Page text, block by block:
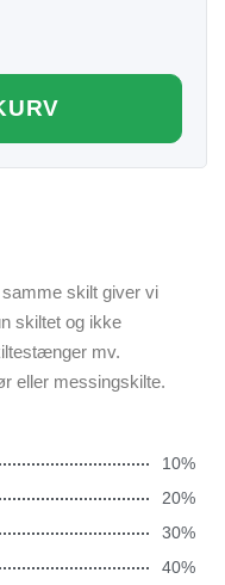
skilt giver vi
skiltet og ikke
mv.
eller messingskilte.
10%
20%
30%
40%